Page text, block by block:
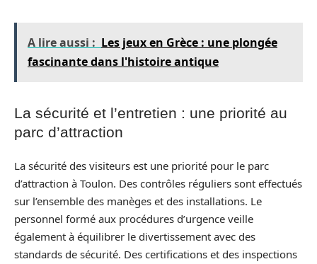
A lire aussi : Les jeux en Grèce : une plongée
fascinante dans l'histoire antique
La sécurité et l’entretien : une priorité au
parc d’attraction
La sécurité des visiteurs est une priorité pour le parc
d’attraction à Toulon. Des contrôles réguliers sont effectués
sur l’ensemble des manèges et des installations. Le
personnel formé aux procédures d’urgence veille
également à équilibrer le divertissement avec des
standards de sécurité. Des certifications et des inspections